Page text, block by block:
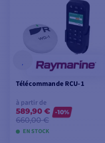
Télécommande RCU-1
à partir de
589,90 €
660,00 €
-10%
EN STOCK